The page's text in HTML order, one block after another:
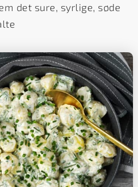
det sure, syrlige, søde